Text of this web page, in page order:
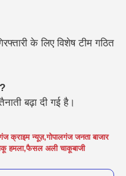
के लिए विशेष टीम गठित
बढ़ा दी गई है।
क्राइम न्यूज़,गोपालगंज जनता बाजार
हमला,फैसल अली चाकूबाजी